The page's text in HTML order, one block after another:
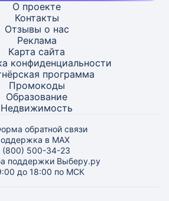
О проекте
Контакты
Отзывы о нас
Реклама
Карта сайта
конфиденциальности
программа
Промокоды
Образование
Недвижимость
обратной связи
в MAX
(800) 500-34-23
поддержки Выберу.ру
до 18:00 по МСК